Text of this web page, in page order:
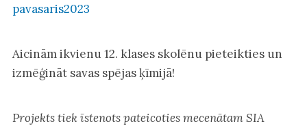
pavasaris2023
Aicinām ikvienu 12. klases skolēnu pieteikties un
izmēģināt savas spējas ķīmijā!
Projekts tiek īstenots pateicoties mecenātam SIA